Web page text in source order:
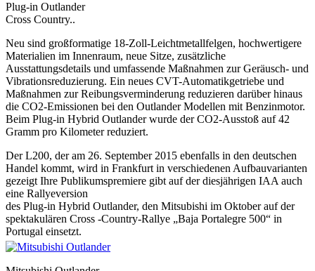
Plug-in Outlander
Cross Country..
Neu sind großformatige 18-Zoll-Leichtmetallfelgen, hochwertigere
Materialien im Innenraum, neue Sitze, zusätzliche
Ausstattungsdetails und umfassende Maßnahmen zur Geräusch- und
Vibrationsreduzierung. Ein neues CVT-Automatikgetriebe und
Maßnahmen zur Reibungsverminderung reduzieren darüber hinaus
die CO2-Emissionen bei den Outlander Modellen mit Benzinmotor.
Beim Plug-in Hybrid Outlander wurde der CO2-Ausstoß auf 42
Gramm pro Kilometer reduziert.
Der L200, der am 26. September 2015 ebenfalls in den deutschen
Handel kommt, wird in Frankfurt in verschiedenen Aufbauvarianten
gezeigt Ihre Publikumspremiere gibt auf der diesjährigen IAA auch
eine Rallyeversion
des Plug-in Hybrid Outlander, den Mitsubishi im Oktober auf der
spektakulären Cross -Country-Rallye „Baja Portalegre 500“ in
Portugal einsetzt.